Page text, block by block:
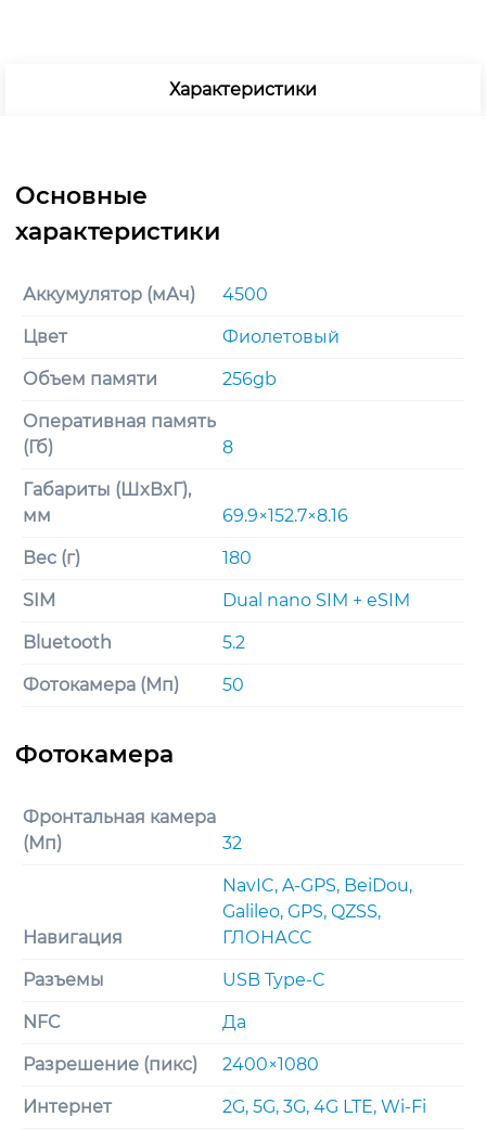
Характеристики
Аккумулятор (мАч) 4500
Цвет Фиолетовый
Объем памяти 256gb
Оперативная память
(Гб)
8
Габариты (ШxВxГ),
мм
69.9×152.7×8.16
Вес (г) 180
SIM Dual nano SIM + eSIM
Bluetooth 5.2
Фотокамера (Мп) 50
Фронтальная камера
(Мп)
32
Навигация
NavIC, A-GPS, BeiDou,
Galileo, GPS, QZSS,
ГЛОНАСС
Разъемы USB Type-C
NFC Да
Разрешение (пикс) 2400×1080
Интернет 2G, 5G, 3G, 4G LTE, Wi-Fi